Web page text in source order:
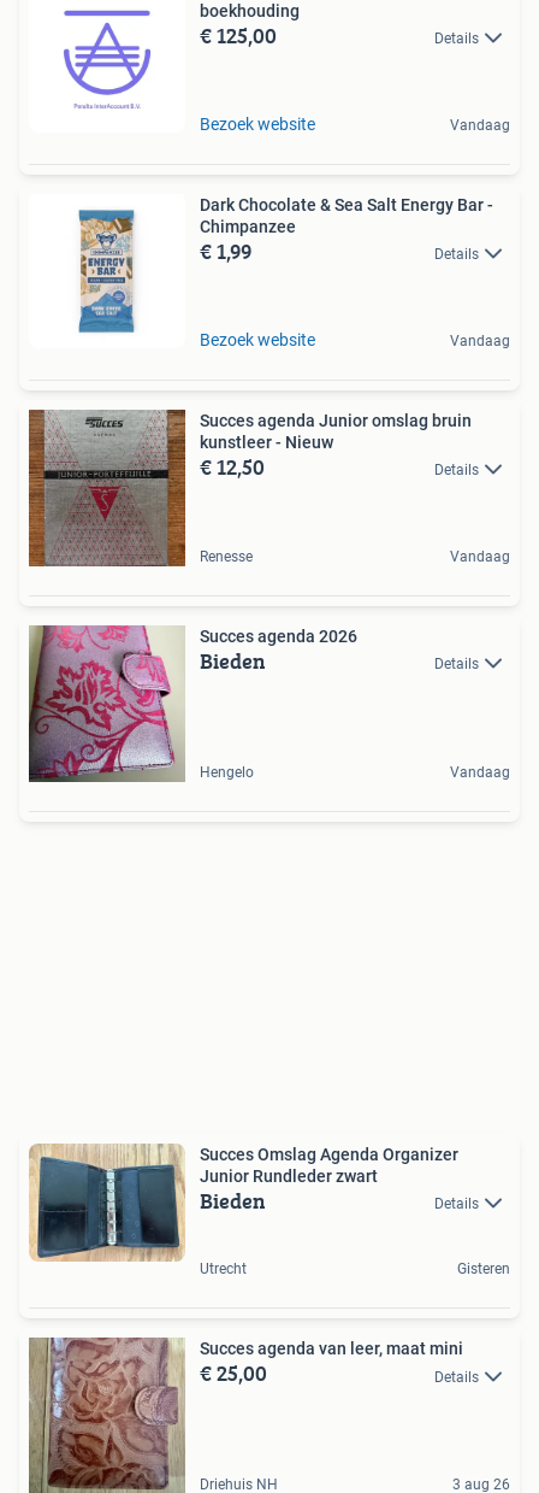
boekhouding
€ 125,00 Details
Bezoek website Vandaag
Dark Chocolate & Sea Salt Energy Bar -
Chimpanzee
€ 1,99 Details
Bezoek website Vandaag
Succes agenda Junior omslag bruin
kunstleer - Nieuw
€ 12,50 Details
Renesse Vandaag
Succes agenda 2026
Bieden Details
Hengelo Vandaag
Succes Omslag Agenda Organizer
Junior Rundleder zwart
Bieden Details
Utrecht Gisteren
Succes agenda van leer, maat mini
€ 25,00 Details
Driehuis NH 3 aug 26